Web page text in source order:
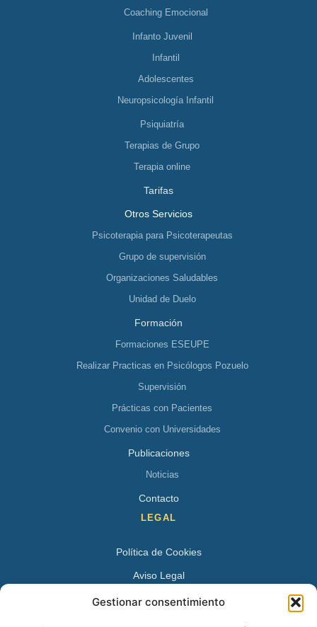
Gestionar consentimiento
Coaching Emocional
Infanto Juvenil
Infantil
Adolescentes
Neuropsicología Infantil
Psiquiatría
Terapias de Grupo
Terapia online
Tarifas
Otros Servicios
Psicoterapia para Psicoterapeutas
Grupo de supervisión
Organizaciones Saludables
Unidad de Duelo
Formación
Formaciones ESEUPE
Realizar Practicas en Psicólogos Pozuelo
Supervisión
Prácticas con Pacientes
Convenio con Universidades
Publicaciones
Noticias
Contacto
LEGAL
Política de Cookies
Aviso Legal
Política de Privacidad